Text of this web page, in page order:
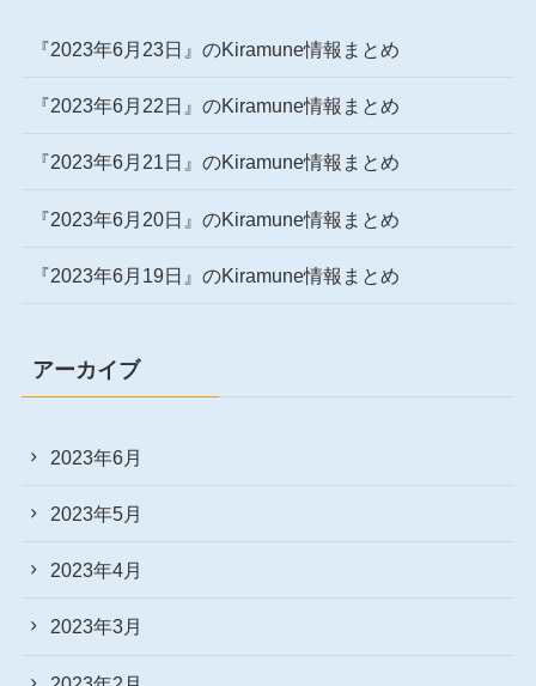
『2023年6月23日』のKiramune情報まとめ
『2023年6月22日』のKiramune情報まとめ
『2023年6月21日』のKiramune情報まとめ
『2023年6月20日』のKiramune情報まとめ
『2023年6月19日』のKiramune情報まとめ
アーカイブ
2023年6月
2023年5月
2023年4月
2023年3月